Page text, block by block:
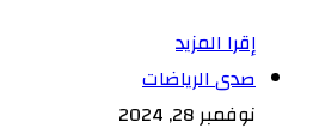
إقرا المزيد
صدى الرياضات
نوفمبر 28, 2024